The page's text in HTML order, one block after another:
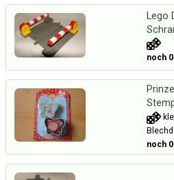
Lego
noch
noch